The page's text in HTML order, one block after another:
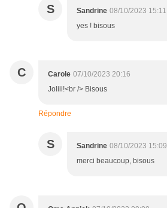
S Sandrine 08/10/2023 15:11
yes ! bisous
C Carole 07/10/2023 20:16
Joliii!<br /> Bisous
Répondre
S Sandrine 08/10/2023 15:09
merci beaucoup, bisous